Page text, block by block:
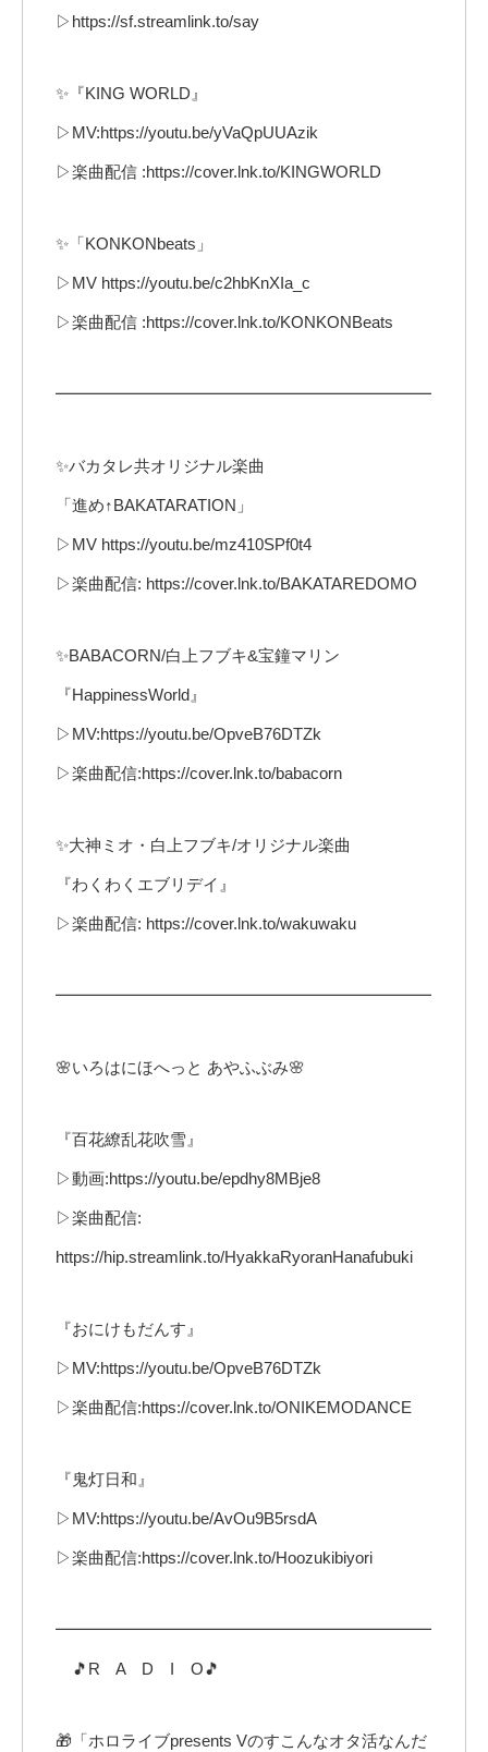
▷https://sf.streamlink.to/say
✨『KING WORLD』
▷MV:https://youtu.be/yVaQpUUAzik
▷楽曲配信 :https://cover.lnk.to/KINGWORLD
✨「KONKONbeats」
▷MV https://youtu.be/c2hbKnXIa_c
▷楽曲配信 :https://cover.lnk.to/KONKONBeats
━━━━━━━━━━━━━━━━━━━━━━━
✨バカタレ共オリジナル楽曲
「進め↑BAKATARATION」
▷MV https://youtu.be/mz410SPf0t4
▷楽曲配信: https://cover.lnk.to/BAKATAREDOMO
✨BABACORN/白上フブキ&宝鐘マリン
『HappinessWorld』
▷MV:https://youtu.be/OpveB76DTZk
▷楽曲配信:https://cover.lnk.to/babacorn
✨大神ミオ・白上フブキ/オリジナル楽曲
『わくわくエブリデイ』
▷楽曲配信: https://cover.lnk.to/wakuwaku
━━━━━━━━━━━━━━━━━━━━━━━
🌸いろはにほへっと あやふぶみ🌸
『百花繚乱花吹雪』
▷動画:https://youtu.be/epdhy8MBje8
▷楽曲配信:
https://hip.streamlink.to/HyakkaRyoranHanafubuki
『おにけもだんす』
▷MV:https://youtu.be/OpveB76DTZk
▷楽曲配信:https://cover.lnk.to/ONIKEMODANCE
『鬼灯日和』
▷MV:https://youtu.be/AvOu9B5rsdA
▷楽曲配信:https://cover.lnk.to/Hoozukibiyori
━━━━━━━━━━━━━━━━━━━━━━━
🎵R A D I O🎵
🎁「ホロライブpresents Vのすこんなオタ活なんだ